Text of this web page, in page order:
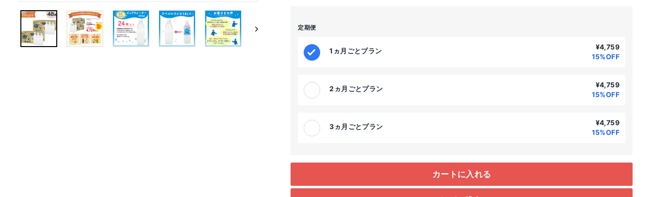
定期便
1ヵ月ごとプラン
¥4,759
15%OFF
2ヵ月ごとプラン
¥4,759
15%OFF
3ヵ月ごとプラン
¥4,759
15%OFF
カートに入れる